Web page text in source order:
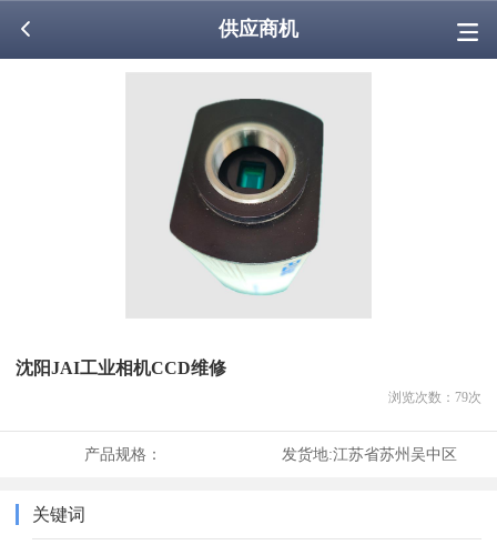
供应商机
沈阳JAI工业相机CCD维修
浏览次数： 79次
产品规格： 发货地:江苏省苏州吴中区
关键词